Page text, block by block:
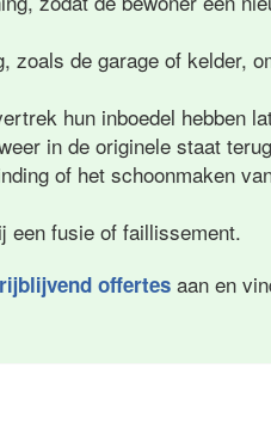
zoals de garage of kelder,
hun inboedel hebben
in de originele staat
of het schoonmaken
een fusie of faillissement.
offertes aan en